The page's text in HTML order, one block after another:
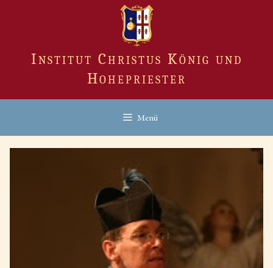
Institut Christus König und
Hohepriester
Menü